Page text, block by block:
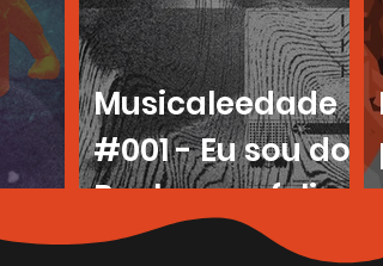
Musicaleedade
#001 - Eu sou do
Rock e sou feliz